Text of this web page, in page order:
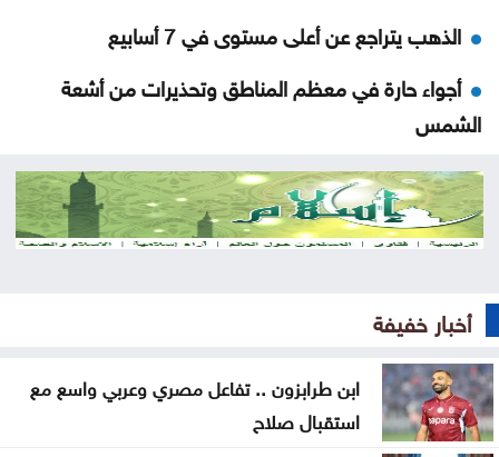
الذهب يتراجع عن أعلى مستوى في 7 أسابيع
أجواء حارة في معظم المناطق وتحذيرات من أشعة
الشمس
الله يلعن الشبح
نتائج التوجيهي 2026 في الأردن اليوم .. رابط الاستعلام
منع مواطن من السلام على العيسوي .. وما فعله رئيس
الديوان يشعل التفاعل
حشد أكثر من مئتي عنصر إطفاء لإخماد حريق في جنوب
فرنسا
أخبار خفيفة
ابن طرابزون .. تفاعل مصري وعربي واسع مع
استقبال صلاح